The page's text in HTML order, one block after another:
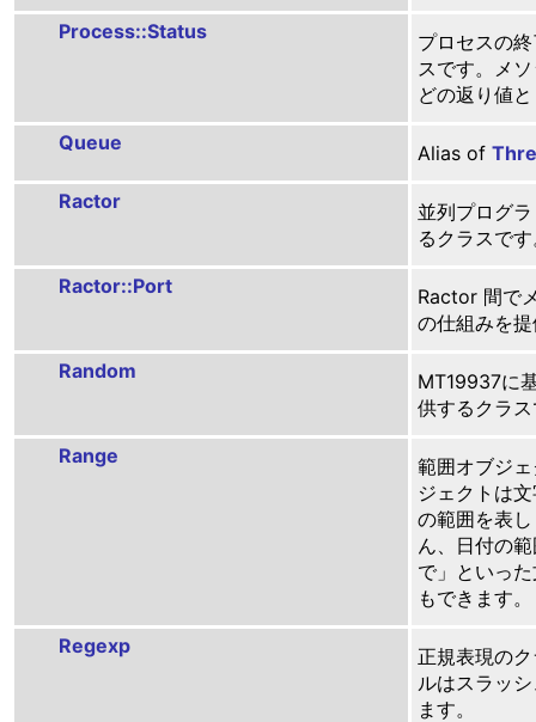
Process::Status
プロセスの
スです。メ
どの返り値
Queue Alias of
Ractor
並列プログ
るクラスで
Ractor::Port
Ractor 間で
の仕組みを
Random
MT19937に
供するクラ
Range
範囲オブジ
ジェクトは
の範囲を表
ん、日付の
で」といっ
もできます。
Regexp
正規表現の
ルはスラッ
ます。